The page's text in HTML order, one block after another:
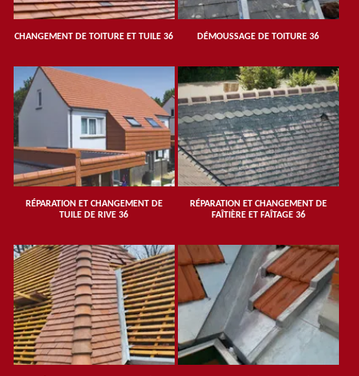
CHANGEMENT DE TOITURE ET TUILE 36 DÉMOUSSAGE DE TOITURE 36
RÉPARATION ET CHANGEMENT DE
TUILE DE RIVE 36
RÉPARATION ET CHANGEMENT DE
FAÎTIÈRE ET FAÎTAGE 36